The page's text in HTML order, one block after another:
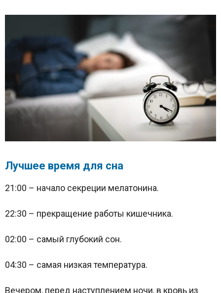
Лучшее время для сна
21:00 – начало секреции мелатонина.
22:30 – прекращение работы кишечника.
02:00 – самый глубокий сон.
04:30 – самая низкая температура.
Вечером, перед наступлением ночи, в кровь из